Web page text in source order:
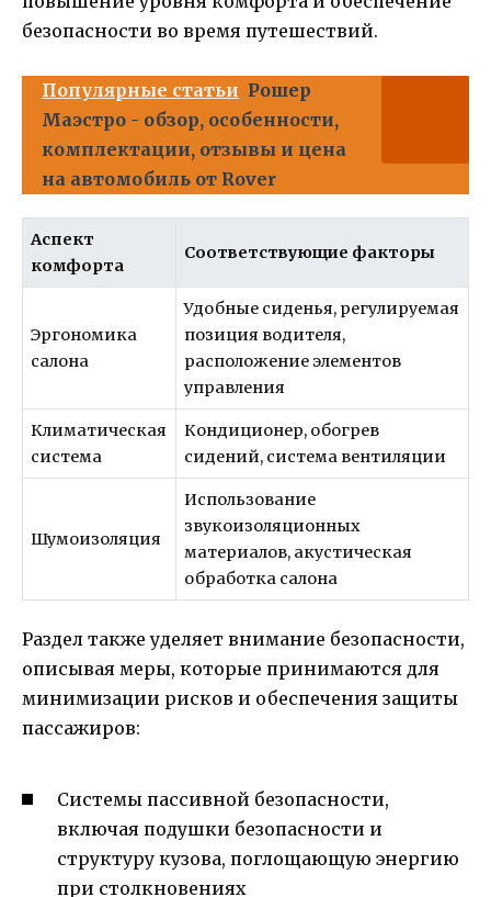
безопасности во время путешествий.
Популярные статьи Рошер
Маэстро - обзор, особенности,
комплектации, отзывы и цена
на автомобиль от Rover
Аспект
комфорта
Соответствующие факторы
Эргономика
салона
Удобные сиденья, регулируемая
позиция водителя,
расположение элементов
управления
Климатическая
система
Кондиционер, обогрев
сидений, система вентиляции
Шумоизоляция
Использование
звукоизоляционных
материалов, акустическая
обработка салона
Раздел также уделяет внимание безопасности,
описывая меры, которые принимаются для
минимизации рисков и обеспечения защиты
пассажиров:
Системы пассивной безопасности,
включая подушки безопасности и
структуру кузова, поглощающую энергию
при столкновениях